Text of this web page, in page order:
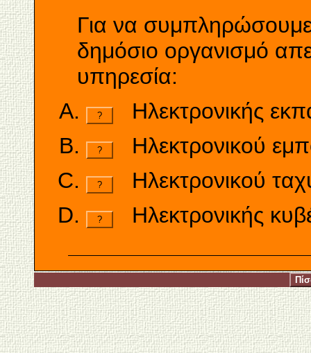
Για να συμπληρώσουμε
δημόσιο οργανισμό
υπηρεσία:
? Ηλεκτρονικής
? Ηλεκτρονικού
? Ηλεκτρονικού
? Ηλεκτρονικής